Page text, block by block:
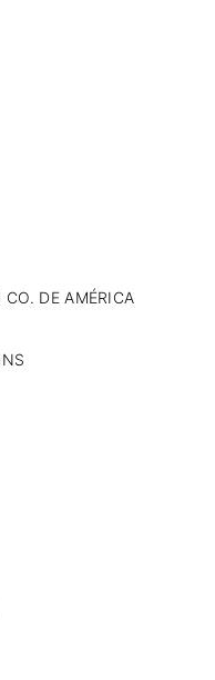
DE AMÉRICA